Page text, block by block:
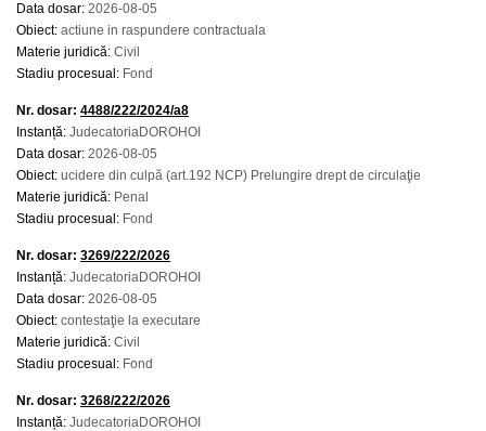
Data dosar: 2026-08-05
Obiect: actiune in raspundere contractuala
Materie juridică: Civil
Stadiu procesual: Fond
Nr. dosar: 4488/222/2024/a8
Instanță: JudecatoriaDOROHOI
Data dosar: 2026-08-05
Obiect: ucidere din culpă (art.192 NCP) Prelungire drept de circulaţie
Materie juridică: Penal
Stadiu procesual: Fond
Nr. dosar: 3269/222/2026
Instanță: JudecatoriaDOROHOI
Data dosar: 2026-08-05
Obiect: contestaţie la executare
Materie juridică: Civil
Stadiu procesual: Fond
Nr. dosar: 3268/222/2026
Instanță: JudecatoriaDOROHOI